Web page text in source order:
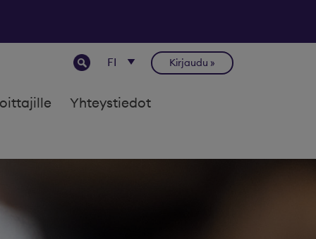
Kirjaudu
Yhteystiedot